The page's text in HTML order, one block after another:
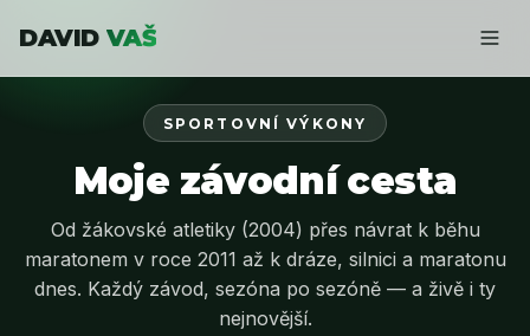
DAVID VAŠ
SPORTOVNÍ VÝKONY
Moje závodní cesta
Od žákovské atletiky (2004) přes návrat k běhu
maratonem v roce 2011 až k dráze, silnici a maratonu
dnes. Každý závod, sezóna po sezóně — a živě i ty
nejnovější.